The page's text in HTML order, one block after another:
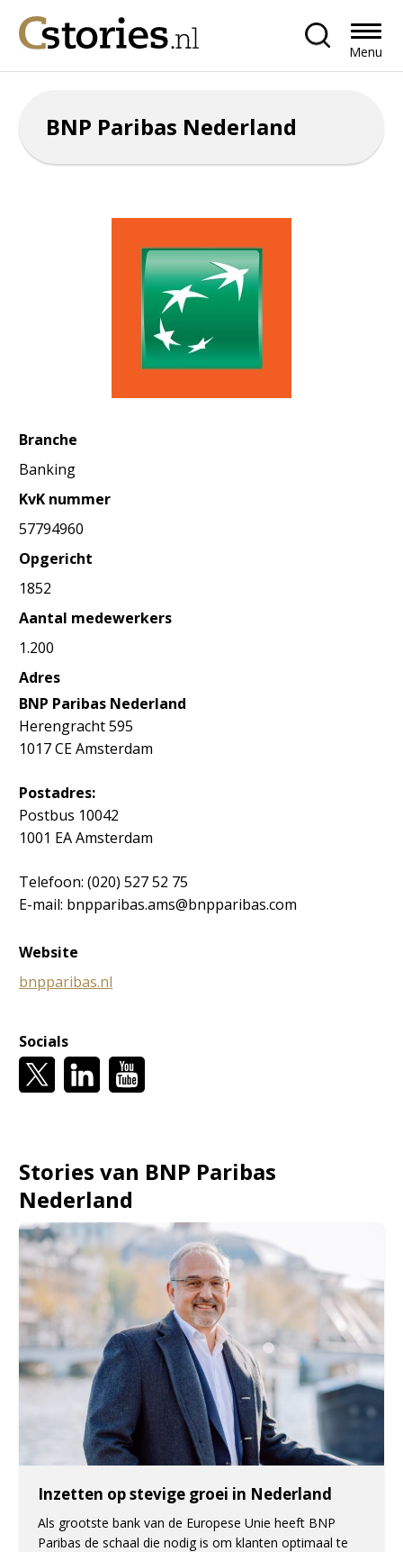
Menu
BNP Paribas Nederland
Branche
Banking
KvK nummer
57794960
Opgericht
1852
Aantal medewerkers
1.200
Adres
BNP Paribas Nederland
Herengracht 595
1017 CE Amsterdam
Postadres:
Postbus 10042
1001 EA Amsterdam
Telefoon: (020) 527 52 75
E-mail: bnpparibas.ams@bnpparibas.com
Website
bnpparibas.nl
Socials
Stories van BNP Paribas
Nederland
Inzetten op stevige groei in Nederland
Als grootste bank van de Europese Unie heeft BNP
Paribas de schaal die nodig is om klanten optimaal te